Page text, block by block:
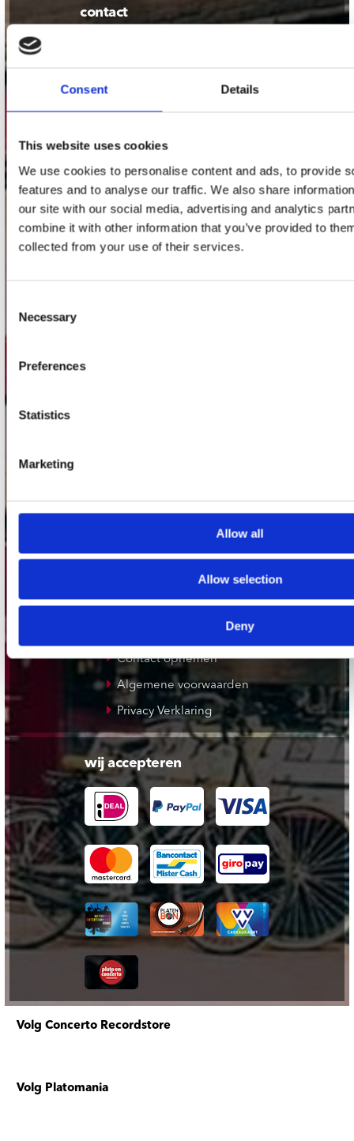
Consent Details
This website uses cookies
We use cookies to personalise content and ads, to provide
features and to analyse our traffic. We also share
our site with our social media, advertising and analytics
combine it with other information that you’ve provided to
collected from your use of their services.
Selection
Necessary
Preferences
Statistics
Marketing
Allow all
Allow selection
Deny
contact
Utrechtsestraat 52-60
onze winkels
Verzendkosten
Klantenservice
Contact opnemen
Algemene voorwaarden
Privacy Verklaring
wij accepteren
Volg Concerto Recordstore
Volg Platomania